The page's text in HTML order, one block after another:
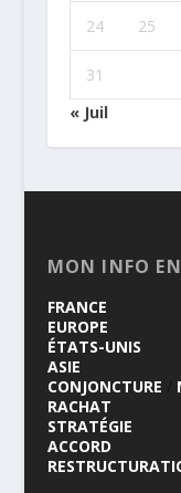
24 25
31
« Juil
MON INFO
FRANCE
EUROPE
ÉTATS-UNIS
ASIE
CONJONCTURE
RACHAT
STRATÉGIE
ACCORD